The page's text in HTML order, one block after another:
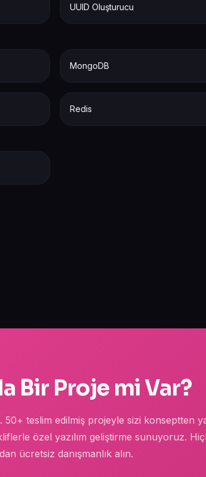
UUID Oluşturucu
MongoDB
Redis
Bir Proje mi Var?
teslim edilmiş projeyle sizi konseptten
özel yazılım geliştirme sunuyoruz.
ücretsiz danışmanlık alın.